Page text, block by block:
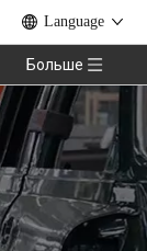
Language
Больше